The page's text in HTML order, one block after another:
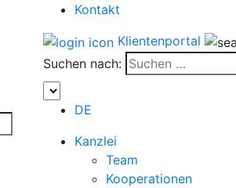
Kontakt
Klientenportal
Suchen nach:
DE
Kanzlei
Team
Kooperationen